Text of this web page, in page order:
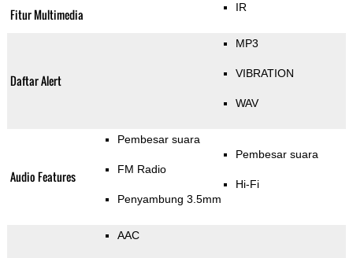
Fitur Multimedia IR
Daftar Alert
MP3
VIBRATION
WAV
Audio Features
Pembesar suara
FM Radio
Penyambung 3.5mm
Pembesar suara
Hi-Fi
AAC